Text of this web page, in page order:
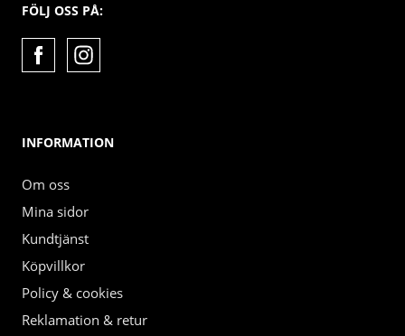
FÖLJ OSS PÅ:
INFORMATION
Om oss
Mina sidor
Kundtjänst
Köpvillkor
Policy & cookies
Reklamation & retur